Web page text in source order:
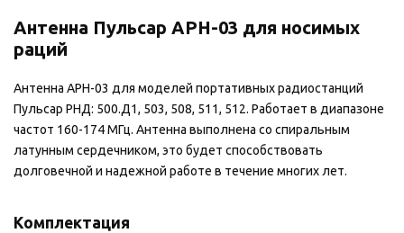
Антенна Пульсар АРН-03 для носимых
раций
Антенна АРН-03 для моделей портативных радиостанций
Пульсар РНД: 500.Д1, 503, 508, 511, 512. Работает в диапазоне
частот 160-174 МГц. Антенна выполнена со спиральным
латунным сердечником, это будет способствовать
долговечной и надежной работе в течение многих лет.
Комплектация